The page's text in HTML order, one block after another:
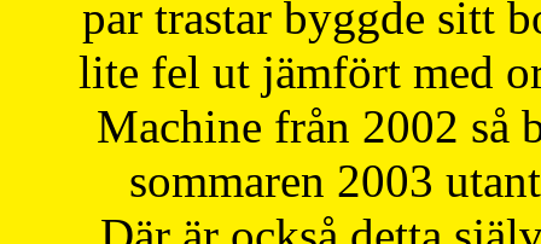
par trastar byggde sitt
lite fel ut jämfört med
Machine från 2002 så
sommaren 2003